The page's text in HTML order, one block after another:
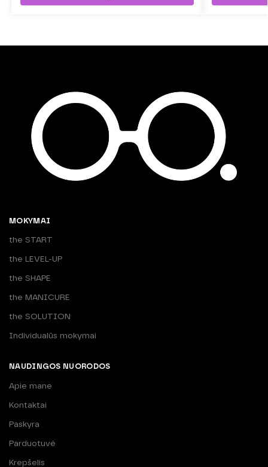
MOKYMAI
the START
the LEVEL-UP
the SHAPE
the MANICURE
the SOLUTION
Individualūs mokymai
NAUDINGOS NUORODOS
Apie mane
Kontaktai
Paskyra
Parduotuvė
Krepšelis